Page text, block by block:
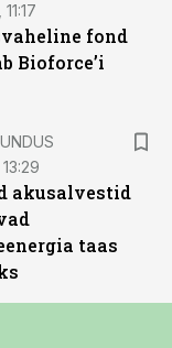
fond
Bioforce’i
akusalvestid
taas